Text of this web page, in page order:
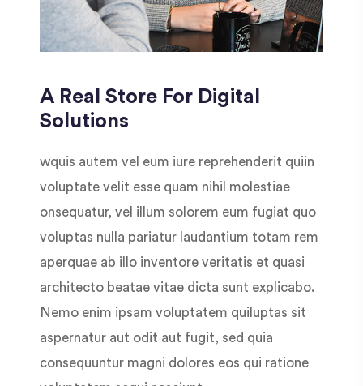
A Real Store For Digital
Solutions
wquis autem vel eum iure reprehenderit quiin
voluptate velit esse quam nihil molestiae
onsequatur, vel illum solorem eum fugiat quo
voluptas nulla pariatur laudantium totam rem
aperquae ab illo inventore veritatis et quasi
architecto beatae vitae dicta sunt explicabo.
Nemo enim ipsam voluptatem quiluptas sit
aspernatur aut odit aut fugit, sed quia
consequuntur magni dolores eos qui ratione